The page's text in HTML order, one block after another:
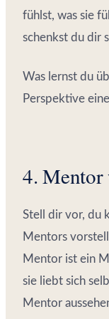
fühlst, was sie
schenkst du dir
Was lernst du
Perspektive
4. Mentor
Stell dir vor, du
Mentors
Mentor ist ein
sie liebt sich
Mentor